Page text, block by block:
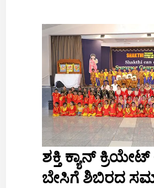
ಶಕ್ತಿ ಕ್ಯಾನ್
ಬೇಸಿಗೆ ಶಿಬಿರದ